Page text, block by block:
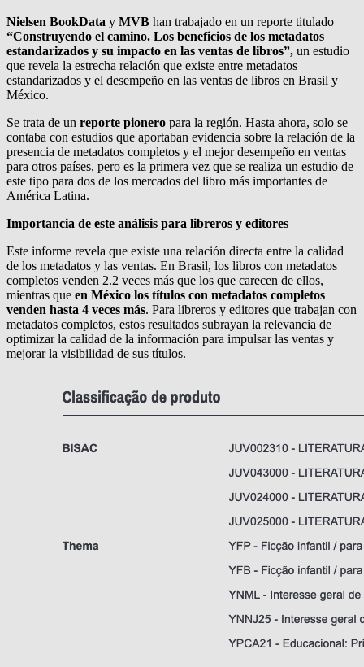
Nielsen BookData y MVB han trabajado en un reporte titulado
“Construyendo el camino. Los beneficios de los metadatos
estandarizados y su impacto en las ventas de libros”, un estudio
que revela la estrecha relación que existe entre metadatos
estandarizados y el desempeño en las ventas de libros en Brasil y
México.
Se trata de un reporte pionero para la región. Hasta ahora, solo se
contaba con estudios que aportaban evidencia sobre la relación de la
presencia de metadatos completos y el mejor desempeño en ventas
para otros países, pero es la primera vez que se realiza un estudio de
este tipo para dos de los mercados del libro más importantes de
América Latina.
Importancia de este análisis para libreros y editores
Este informe revela que existe una relación directa entre la calidad
de los metadatos y las ventas. En Brasil, los libros con metadatos
completos venden 2.2 veces más que los que carecen de ellos,
mientras que en México los títulos con metadatos completos
venden hasta 4 veces más. Para libreros y editores que trabajan con
metadatos completos, estos resultados subrayan la relevancia de
optimizar la calidad de la información para impulsar las ventas y
mejorar la visibilidad de sus títulos.